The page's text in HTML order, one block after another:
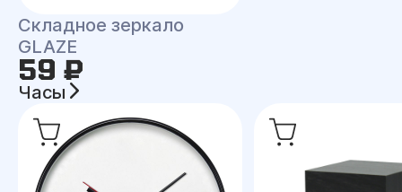
Складное зеркало
GLAZE
59 ₽
Часы